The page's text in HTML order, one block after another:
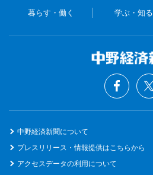
暮らす・働く 学ぶ・知る
中野経済新聞について
プレスリリース・情報提供はこちらから
アクセスデータの利用について